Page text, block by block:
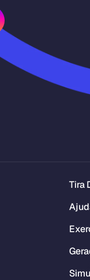
Tira